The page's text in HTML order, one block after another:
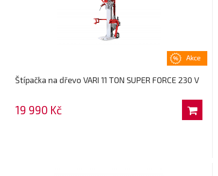
Štípačka na dřevo VARI 11 TON SUPER FORCE 230 V
19 990 Kč